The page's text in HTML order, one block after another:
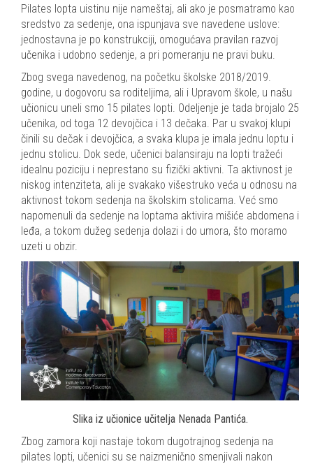
Pilates lopta uistinu nije nameštaj, ali ako je posmatramo kao
sredstvo za sedenje, ona ispunjava sve navedene uslove:
jednostavna je po konstrukciji, omogućava pravilan razvoj
učenika i udobno sedenje, a pri pomeranju ne pravi buku.
Zbog svega navedenog, na početku školske 2018/2019.
godine, u dogovoru sa roditeljima, ali i Upravom škole, u našu
učionicu uneli smo 15 pilates lopti. Odeljenje je tada brojalo 25
učenika, od toga 12 devojčica i 13 dečaka. Par u svakoj klupi
činili su dečak i devojčica, a svaka klupa je imala jednu loptu i
jednu stolicu. Dok sede, učenici balansiraju na lopti tražeći
idealnu poziciju i neprestano su fizički aktivni. Ta aktivnost je
niskog intenziteta, ali je svakako višestruko veća u odnosu na
aktivnost tokom sedenja na školskim stolicama. Već smo
napomenuli da sedenje na loptama aktivira mišiće abdomena i
leđa, a tokom dužeg sedenja dolazi i do umora, što moramo
uzeti u obzir.
Slika iz učionice učitelja Nenada Pantića.
Zbog zamora koji nastaje tokom dugotrajnog sedenja na
pilates lopti, učenici su se naizmenično smenjivali nakon